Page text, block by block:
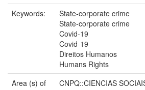
Keywords:
State-corporate crime
State-corporate crime
Covid-19
Covid-19
Direitos Humanos
Humans Rights
Area (s) of
CNPQ::CIENCIAS